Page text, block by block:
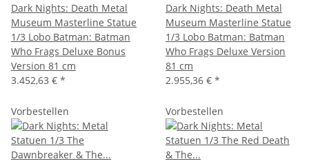
Dark Nights: Death Metal
Museum Masterline Statue
1/3 Lobo Batman: Batman
Who Frags Deluxe Bonus
Version 81 cm
3.452,63 € *
Dark Nights: Death Metal
Museum Masterline Statue
1/3 Lobo Batman: Batman
Who Frags Deluxe Version
81 cm
2.955,36 € *
Vorbestellen Vorbestellen